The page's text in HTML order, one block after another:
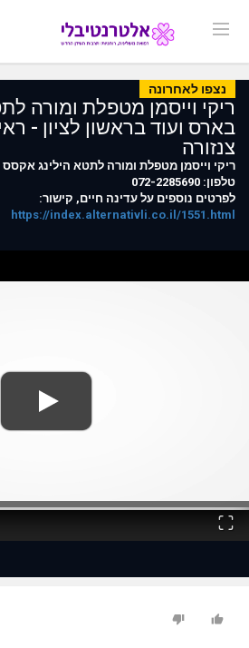
נצפו לאחרונה
ריקי וייסמן מטפלת ומורה
בארס ועוד בראשון לציון -
צנזורה
ריקי וייסמן מטפלת ומורה לתטא הילינג אקסס
טלפון: 072-2285690
לפרטים נוספים על עדינה חיים, קישור:
https://index.alternativli.co.il/1551.html
Fullscreen